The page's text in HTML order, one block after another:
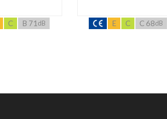
C B 71 dB E C C 68dB